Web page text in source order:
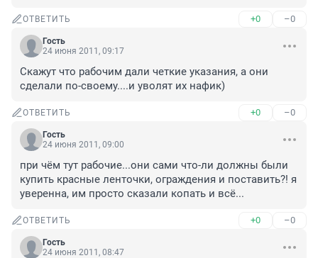
ОТВЕТИТЬ +0 –0
Гость
24 июня 2011, 09:17
Скажут что рабочим дали четкие указания, а они
сделали по-своему....и уволят их нафик)
ОТВЕТИТЬ +0 –0
Гость
24 июня 2011, 09:00
при чём тут рабочие...они сами что-ли должны были
купить красные ленточки, ограждения и поставить?! я
уверенна, им просто сказали копать и всё...
ОТВЕТИТЬ +0 –0
Гость
24 июня 2011, 08:47